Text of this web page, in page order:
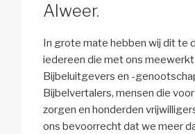
Alweer.
In grote mate hebben wij dit te
iedereen die met ons
Bijbeluitgevers en -
Bijbelvertalers, mensen die
zorgen en honderden
ons bevoorrecht dat we meer